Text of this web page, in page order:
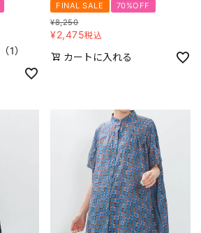
（1）
FINAL SALE
70%OFF
¥8,250
¥2,475税込
カートに入れる